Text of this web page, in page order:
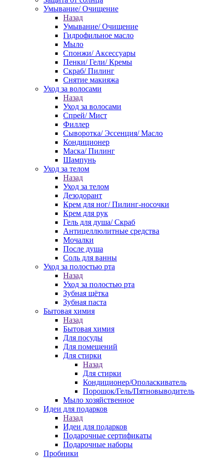
Умывание/ Очищение
Назад
Умывание/ Очищение
Гидрофильное масло
Мыло
Спонжи/ Аксессуары
Пенки/ Гели/ Кремы
Скраб/ Пилинг
Снятие макияжа
Уход за волосами
Назад
Уход за волосами
Спрей/ Мист
Филлер
Сыворотка/ Эссенция/ Масло
Кондиционер
Маска/ Пилинг
Шампунь
Уход за телом
Назад
Уход за телом
Дезодорант
Крем для ног/ Пилинг-носочки
Крем для рук
Гель для душа/ Скраб
Антицеллюлитные средства
Мочалки
После душа
Соль для ванны
Уход за полостью рта
Назад
Уход за полостью рта
Зубная щётка
Зубная паста
Бытовая химия
Назад
Бытовая химия
Для посуды
Для помещений
Для стирки
Назад
Для стирки
Кондиционер/Ополаскиватель
Порошок/Гель/Пятновыводитель
Мыло хозяйственное
Идеи для подарков
Назад
Идеи для подарков
Подарочные сертификаты
Подарочные наборы
Пробники